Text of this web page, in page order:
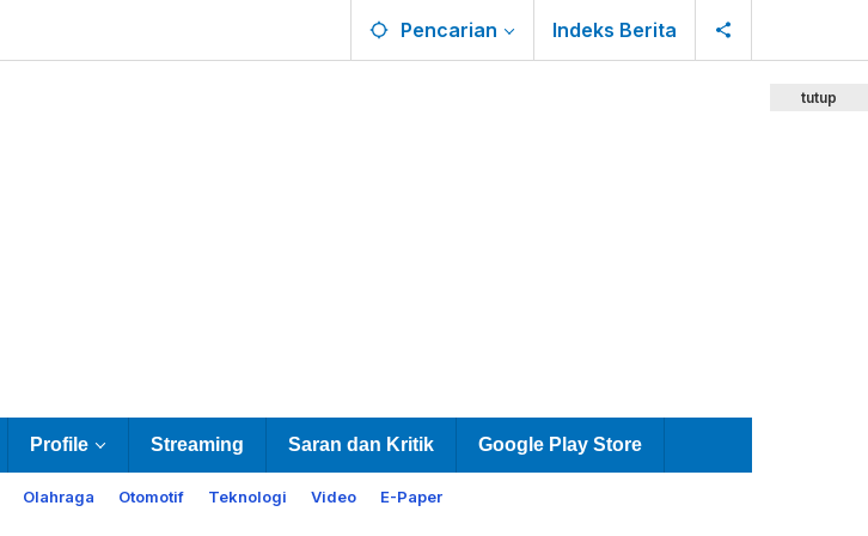
Pencarian Indeks Berita
Profile Streaming Saran dan Kritik Google Play Store
Olahraga Otomotif Teknologi Video E-Paper
tutup